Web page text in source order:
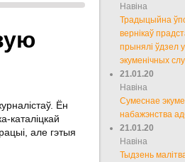
Ён
каталіцкай
але гэтыя
Навіна
Традыцыйна
вернікаў
прынялі ўдзел
экуменічных
21.01.20
Навіна
Сумеснае
набажэнства
21.01.20
Навіна
Тыдзень